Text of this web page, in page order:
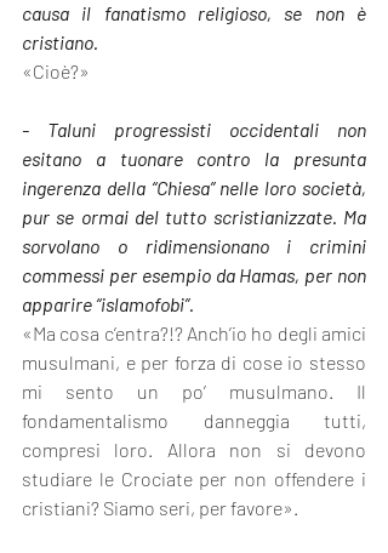
causa il fanatismo religioso, se non è
cristiano.
«Cioè?»
- Taluni progressisti occidentali non
esitano a tuonare contro la presunta
ingerenza della “Chiesa” nelle loro società,
pur se ormai del tutto scristianizzate. Ma
sorvolano o ridimensionano i crimini
commessi per esempio da Hamas, per non
apparire “islamofobi”.
«Ma cosa c’entra?!? Anch’io ho degli amici
musulmani, e per forza di cose io stesso
mi sento un po’ musulmano. Il
fondamentalismo danneggia tutti,
compresi loro. Allora non si devono
studiare le Crociate per non offendere i
cristiani? Siamo seri, per favore».